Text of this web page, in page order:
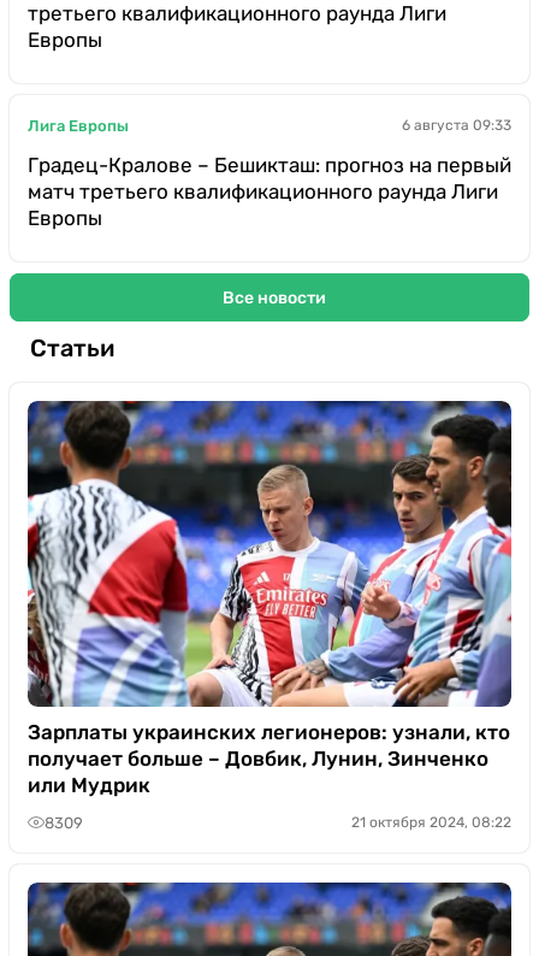
третьего квалификационного раунда Лиги
Европы
Лига Европы 6 августа 09:33
Градец-Кралове – Бешикташ: прогноз на первый
матч третьего квалификационного раунда Лиги
Европы
Все новости
Статьи
Зарплаты украинских легионеров: узнали, кто
получает больше – Довбик, Лунин, Зинченко
или Мудрик
8309 21 октября 2024, 08:22